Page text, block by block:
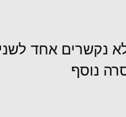
אחד
נוסף